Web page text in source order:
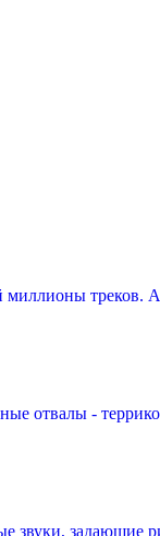
треков.
отвалы -
задающие